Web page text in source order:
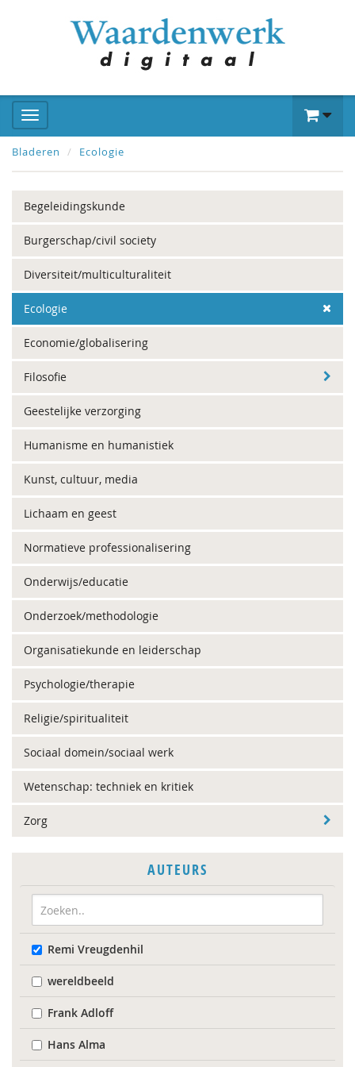
Bladeren Ecologie
Begeleidingskunde
Burgerschap/civil society
Diversiteit/multiculturaliteit
Ecologie
Economie/globalisering
Filosofie
Geestelijke verzorging
Humanisme en humanistiek
Kunst, cultuur, media
Lichaam en geest
Normatieve professionalisering
Onderwijs/educatie
Onderzoek/methodologie
Organisatiekunde en leiderschap
Psychologie/therapie
Religie/spiritualiteit
Sociaal domein/sociaal werk
Wetenschap: techniek en kritiek
Zorg
AUTEURS
Remi Vreugdenhil
wereldbeeld
Frank Adloff
Hans Alma